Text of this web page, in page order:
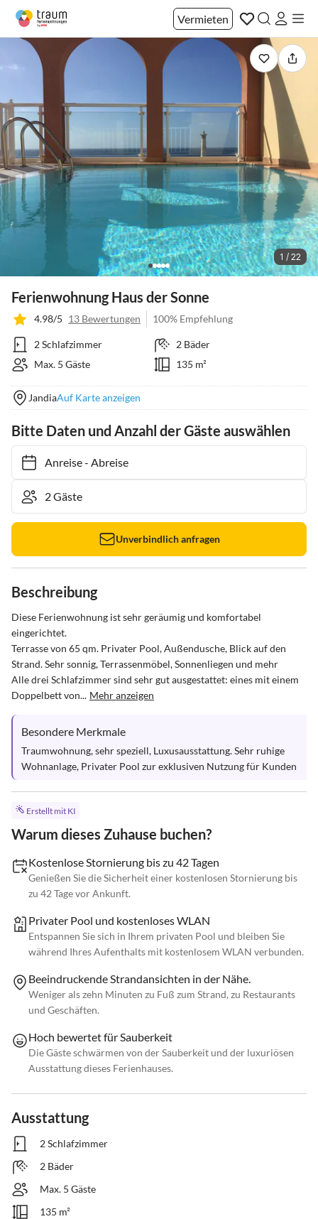
Vermieten
1 / 22
Ferienwohnung Haus der Sonne
4.98/5 13 Bewertungen 100% Empfehlung
2 Schlafzimmer
2 Bäder
Max. 5 Gäste
135 m²
JandiaAuf Karte anzeigen
Bitte Daten und Anzahl der Gäste auswählen
Anreise- Abreise
Unverbindlich anfragen
Beschreibung
Diese Ferienwohnung ist sehr geräumig und komfortabel
eingerichtet.
Terrasse von 65 qm. Privater Pool, Außendusche, Blick auf den
Strand. Sehr sonnig, Terrassenmöbel, Sonnenliegen und mehr
Alle drei Schlafzimmer sind sehr gut ausgestattet: eines mit einem
Doppelbett von... Mehr anzeigen
Besondere Merkmale
Traumwohnung, sehr speziell, Luxusausstattung. Sehr ruhige
Wohnanlage, Privater Pool zur exklusiven Nutzung für Kunden
Erstellt mit KI
Warum dieses Zuhause buchen?
Kostenlose Stornierung bis zu 42 Tagen
Genießen Sie die Sicherheit einer kostenlosen Stornierung bis
zu 42 Tage vor Ankunft.
Privater Pool und kostenloses WLAN
Entspannen Sie sich in Ihrem privaten Pool und bleiben Sie
während Ihres Aufenthalts mit kostenlosem WLAN verbunden.
Beeindruckende Strandansichten in der Nähe.
Weniger als zehn Minuten zu Fuß zum Strand, zu Restaurants
und Geschäften.
Hoch bewertet für Sauberkeit
Die Gäste schwärmen von der Sauberkeit und der luxuriösen
Ausstattung dieses Ferienhauses.
Ausstattung
2 Schlafzimmer
2 Bäder
Max. 5 Gäste
135 m²